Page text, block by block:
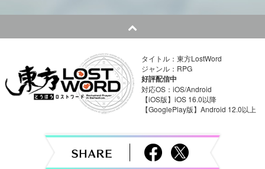
t
n
v
タイトル：東方LostWord
ジャンル：RPG
好評配信中
対応OS：iOS/Android
【iOS版】iOS 16.0以降
【GooglePlay版】Android 12.0以上